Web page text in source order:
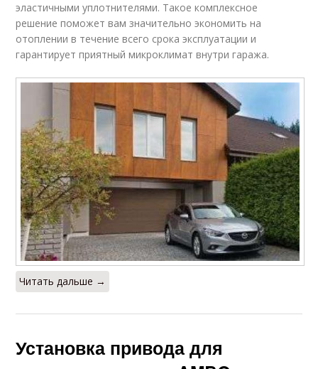
эластичными уплотнителями. Такое комплексное
решение поможет вам значительно экономить на
отоплении в течение всего срока эксплуатации и
гарантирует приятный микроклимат внутри гаража.
Читать дальше →
Установка привода для